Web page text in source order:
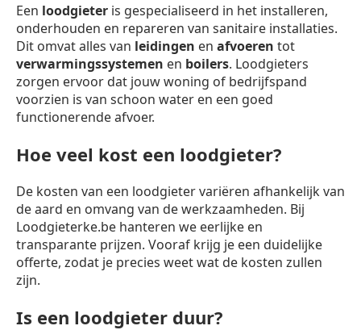
Een loodgieter is gespecialiseerd in het installeren,
onderhouden en repareren van sanitaire installaties.
Dit omvat alles van leidingen en afvoeren tot
verwarmingssystemen en boilers. Loodgieters
zorgen ervoor dat jouw woning of bedrijfspand
voorzien is van schoon water en een goed
functionerende afvoer.
Hoe veel kost een loodgieter?
De kosten van een loodgieter variëren afhankelijk van
de aard en omvang van de werkzaamheden. Bij
Loodgieterke.be hanteren we eerlijke en
transparante prijzen. Vooraf krijg je een duidelijke
offerte, zodat je precies weet wat de kosten zullen
zijn.
Is een loodgieter duur?